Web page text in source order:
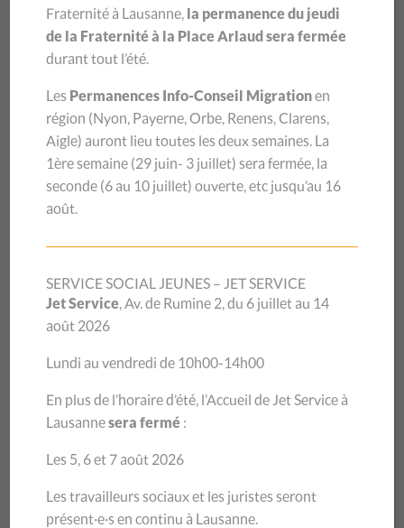
DES BESOINS TOUJOURS PLUS
IMPORTANTS
Le CSP Vaud continue de faire face à une forte pression sur
ses prestations, et plusieurs services ont vu leur activité
encore augmenter. 15’980 consultations sociales,
juridiques et conjugales, ainsi que des conseils et
cadre des permanences. Les équipes ont également assuré
dettes, de la famille et du travail, tout en réalisant 102
d’actions de prévention du surendettement.
PLUSIEURS AVANCÉES
Après 20 ans de lutte aux côtés d’associations, de
professionnel·le·s et d’acteur·rice·s politiques, La Fraternité
a pu célébrer deux importantes avancées législatives
Fraternité à Lausanne, la permanence du jeudi
de la Fraternité à la Place Arlaud sera fermée
durant tout l’été.
Les Permanences Info-Conseil Migrationen
région (Nyon, Payerne, Orbe, Renens, Clarens,
Aigle) auront lieu toutes les deux semaines. La
1ère semaine (29 juin- 3 juillet) sera fermée, la
seconde (6 au 10 juillet) ouverte, etc jusqu’au 16
août.
SERVICE SOCIAL JEUNES – JET SERVICE
Jet Service, Av. de Rumine 2, du 6 juillet au 14
août 2026
Lundi au vendredi de 10h00-14h00
En plus de l’horaire d’été, l’Accueil de Jet Service à
Lausannesera fermé :
Les 5, 6 et 7 août 2026
Les travailleurs sociaux et les juristes seront
présent·e·s en continu à Lausanne.